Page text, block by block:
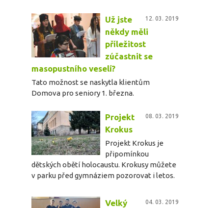
12. 03. 2019
Už jste
někdy měli
příležitost
zúčastnit se
masopustního veselí?
Tato možnost se naskytla klientům
Domova pro seniory 1. března.
08. 03. 2019
Projekt
Krokus
Projekt Krokus je
připomínkou
dětských obětí holocaustu. Krokusy můžete
v parku před gymnáziem pozorovat i letos.
04. 03. 2019
Velký